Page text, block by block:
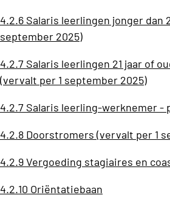
4.2.6 Salaris leerlingen jonger dan
september 2025)
4.2.7 Salaris leerlingen 21 jaar of
(vervalt per 1 september 2025)
4.2.7 Salaris leerling-werknemer -
4.2.8 Doorstromers (vervalt per 1
4.2.9 Vergoeding stagiaires en
4.2.10 Oriëntatiebaan